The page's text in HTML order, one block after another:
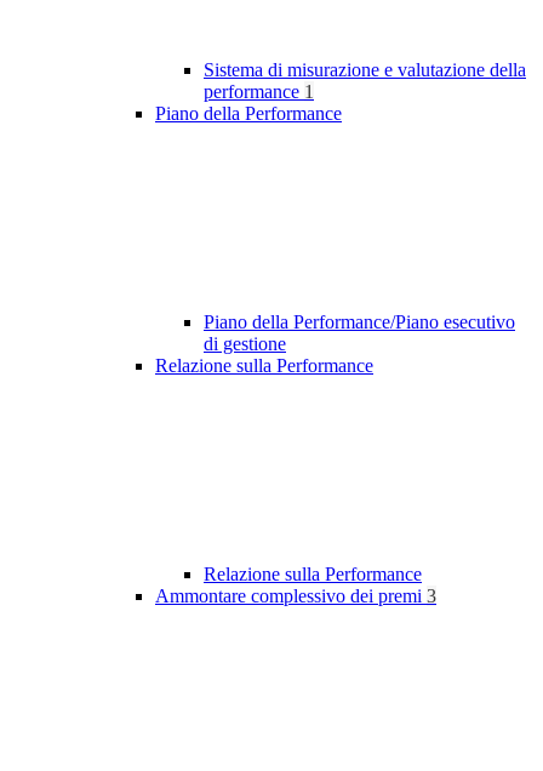
Sistema di misurazione e valutazione della
performance 1
Piano della Performance
Piano della Performance/Piano esecutivo
di gestione
Relazione sulla Performance
Relazione sulla Performance
Ammontare complessivo dei premi 3